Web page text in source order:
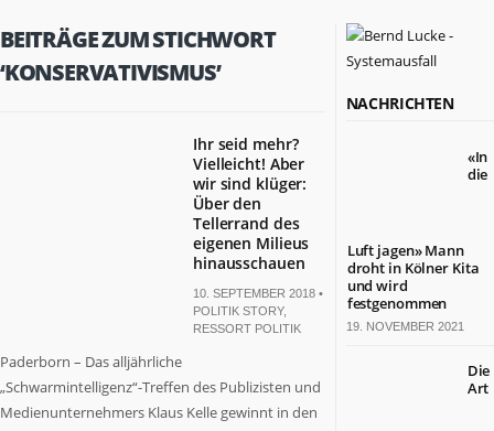
BEITRÄGE ZUM STICHWORT
‘KONSERVATIVISMUS’
Ihr seid mehr?
Vielleicht! Aber
wir sind klüger:
Über den
Tellerrand des
eigenen Milieus
hinausschauen
10. SEPTEMBER 2018 •
POLITIK STORY,
RESSORT POLITIK
Paderborn – Das alljährliche
„Schwarmintelligenz“-Treffen des Publizisten und
Medienunternehmers Klaus Kelle gewinnt in den
NACHRICHTEN
«In
die
Luft jagen» Mann
droht in Kölner Kita
und wird
festgenommen
19. NOVEMBER 2021
Die
Art